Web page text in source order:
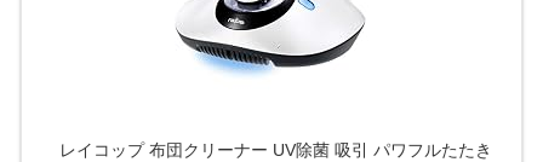
レイコップ 布団クリーナー UV除菌 吸引 パワフルたたき